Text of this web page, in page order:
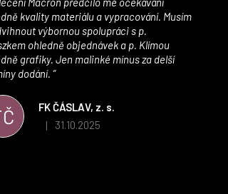
FK ČÁSLAV, z. s.
Hodnocení obchodu je 5 z 5 hvězdiček.
| 31.10.2025
kvality materiálu a vypracování. Musím
výbornou spolupráci s p.
ohledně objednávek a p. Klímou
Jen malinké mínus za delší
dodání.